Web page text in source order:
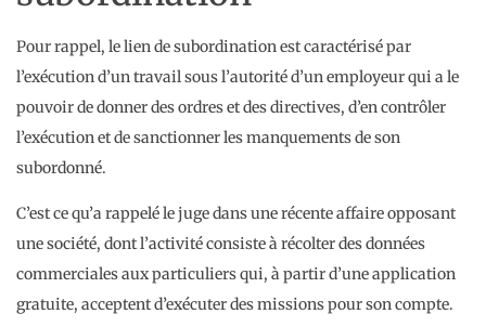
Pour rappel, le lien de subordination est caractérisé par
l’exécution d’un travail sous l’autorité d’un employeur qui a le
pouvoir de donner des ordres et des directives, d’en contrôler
l’exécution et de sanctionner les manquements de son
subordonné.
C’est ce qu’a rappelé le juge dans une récente affaire opposant
une société, dont l’activité consiste à récolter des données
commerciales aux particuliers qui, à partir d’une application
gratuite, acceptent d’exécuter des missions pour son compte.